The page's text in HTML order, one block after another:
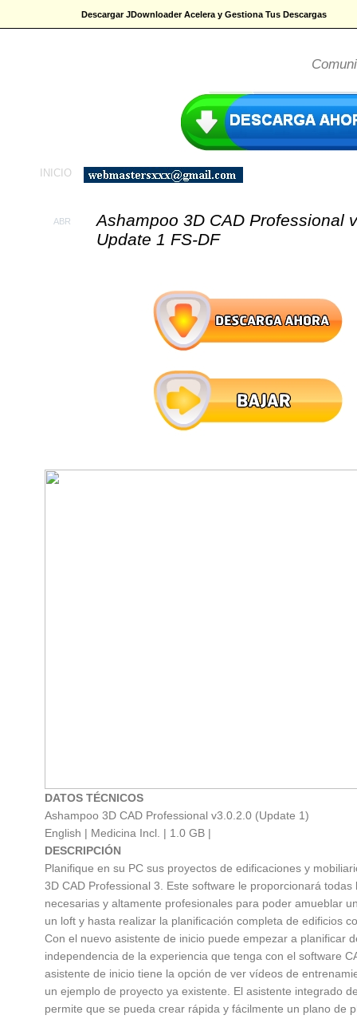
Descargar JDownloader Acelera y Gestiona Tus Descargas
El-
INICIO
ABR
Ashampoo 3D CAD Professional
Update 1 FS-DF
DATOS TÉCNICOS
Ashampoo 3D CAD Professional v3.0.2.0 (Update 1)
English | Medicina Incl. | 1.0 GB |
DESCRIPCIÓN
Planifique en su PC sus proyectos de edificaciones y
3D CAD Professional 3. Este software le proporcionará todas
necesarias y altamente profesionales para poder amueblar
un loft y hasta realizar la planificación completa de edificios
Con el nuevo asistente de inicio puede empezar a planificar
independencia de la experiencia que tenga con el software
asistente de inicio tiene la opción de ver vídeos de
un ejemplo de proyecto ya existente. El asistente integrado
permite que se pueda crear rápida y fácilmente un plano de